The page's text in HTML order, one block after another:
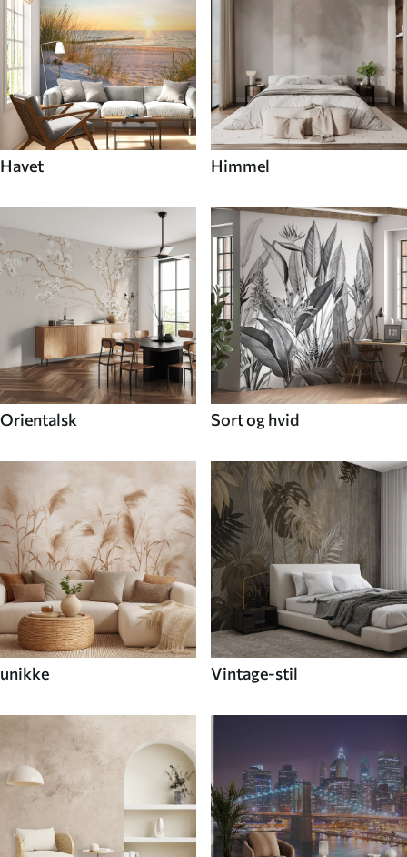
Havet Himmel
Orientalsk Sort og hvid
unikke Vintage-stil